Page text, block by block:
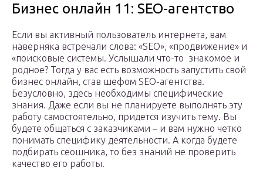
Бизнес онлайн 11: SEO-агентство
Если вы активный пользователь интернета, вам
наверняка встречали слова: «SEO», «продвижение» и
«поисковые системы. Услышали что-то знакомое и
родное? Тогда у вас есть возможность запустить свой
бизнес онлайн, став шефом SEO-агентства.
Безусловно, здесь необходимы специфические
знания. Даже если вы не планируете выполнять эту
работу самостоятельно, придется изучить тему. Вы
будете общаться с заказчиками – и вам нужно четко
понимать специфику деятельности. А когда будете
подбирать сеошника, то без знаний не проверить
качество его работы.